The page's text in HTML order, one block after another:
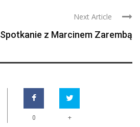
Next Article
Spotkanie z Marcinem Zarembą
0 +